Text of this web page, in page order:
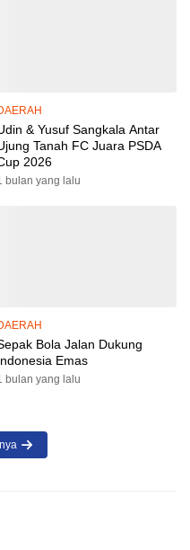
& Yusuf Sangkala Antar
Tanah FC Juara PSDA
2026
bulan yang lalu
Bola Jalan Dukung
Emas
bulan yang lalu